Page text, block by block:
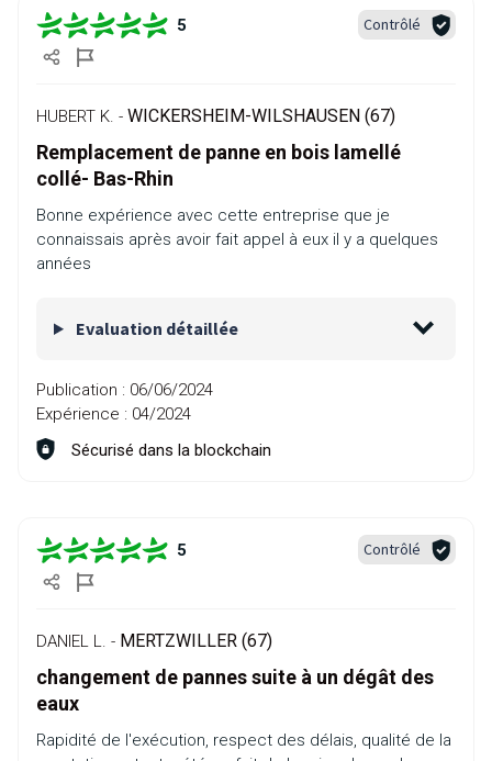
5 Contrôlé
HUBERT K. - WICKERSHEIM-WILSHAUSEN (67)
Remplacement de panne en bois lamellé
collé- Bas-Rhin
Bonne expérience avec cette entreprise que je
connaissais après avoir fait appel à eux il y a quelques
années
Evaluation détaillée
Publication : 06/06/2024
Expérience : 04/2024
Sécurisé dans la blockchain
5 Contrôlé
DANIEL L. - MERTZWILLER (67)
changement de pannes suite à un dégât des
eaux
Rapidité de l'exécution, respect des délais, qualité de la